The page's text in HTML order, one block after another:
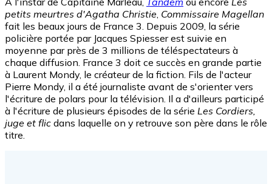
petits meurtres d'Agatha Christie Commissaire Magellan
fait les beaux jours de France 3. Depuis 2009, la série
policière portée par Jacques Spiesser est suivie en
moyenne par près de 3 millions de téléspectateurs à
chaque diffusion. France 3 doit ce succès en grande partie
à Laurent Mondy, le créateur de la fiction. Fils de l'acteur
Pierre Mondy, il a été journaliste avant de s'orienter vers
l'écriture de polars pour la télévision. Il a d'ailleurs participé
à l'écriture de plusieurs épisodes de la série Les Cordiers,
juge et flic dans laquelle on y retrouve son père dans le rôle
titre.